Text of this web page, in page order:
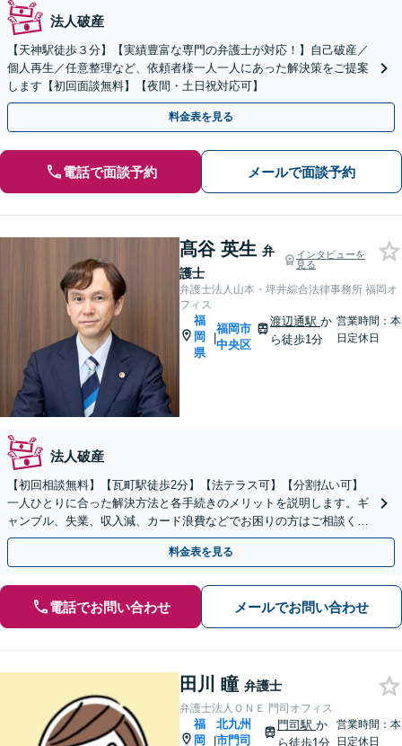
法人破産
【天神駅徒歩３分】【実績豊富な専門の弁護士が対応！】自己破産／
個人再生／任意整理など、依頼者様一人一人にあった解決策をご提案
します【初回面談無料】【夜間・土日祝対応可】
料金表を見る
電話で面談予約 メールで面談予約
髙谷 英生 弁
護士
インタビューを
見る
弁護士法人山本・坪井綜合法律事務所 福岡オ
フィス
福
岡
県
|
福岡市
中央区
渡辺通駅か
ら徒歩1分
営業時間：本
日定休日
法人破産
【初回相談無料】【瓦町駅徒歩2分】【法テラス可】【分割払い可】
一人ひとりに合った解決方法と各手続きのメリットを説明します。ギ
ャンブル、失業、収入減、カード浪費などでお困りの方はご相談くだ
さい。【自己破産／任意整理／個人再生】
料金表を見る
電話でお問い合わせ メールでお問い合わせ
田川 瞳 弁護士
弁護士法人ＯＮＥ 門司オフィス
福
岡
|
北九州
市門司
門司駅 か
ら徒歩1分
営業時間：本
日定休日